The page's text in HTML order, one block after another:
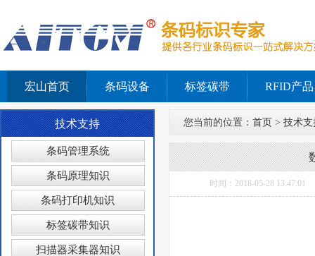
宏山首页 条码设备 标签碳带 RFID产品
技术支持
条码管理系统
条码原理知识
条码打印机知识
标签碳带知识
扫描器采集器知识
您当前的位置： 首页 > 技术支
时间：2018-05-28